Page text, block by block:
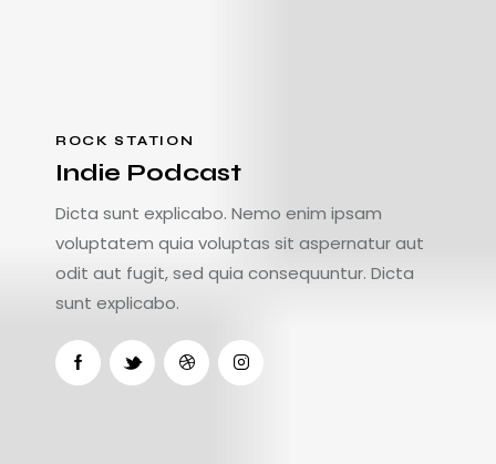
ROCK STATION
Indie Podcast
Dicta sunt explicabo. Nemo enim ipsam
voluptatem quia voluptas sit aspernatur aut
odit aut fugit, sed quia consequuntur. Dicta
sunt explicabo.